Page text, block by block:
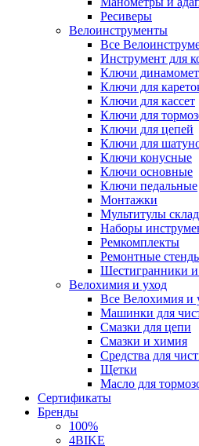
Ресиверы
Велоинструменты
Все
Инструмент для
Ключи
Ключи для
Ключи для кассет
Ключи для
Ключи для цепей
Ключи для
Ключи конусные
Ключи основные
Ключи педальные
Монтажки
Мультитулы
Наборы
Ремкомплекты
Ремонтные
Шестигранники
Велохимия и уход
Все Велохимия и
Машинки для
Смазки для цепи
Смазки и химия
Средства для
Щетки
Масло для
Сертификаты
Бренды
100%
4BIKE